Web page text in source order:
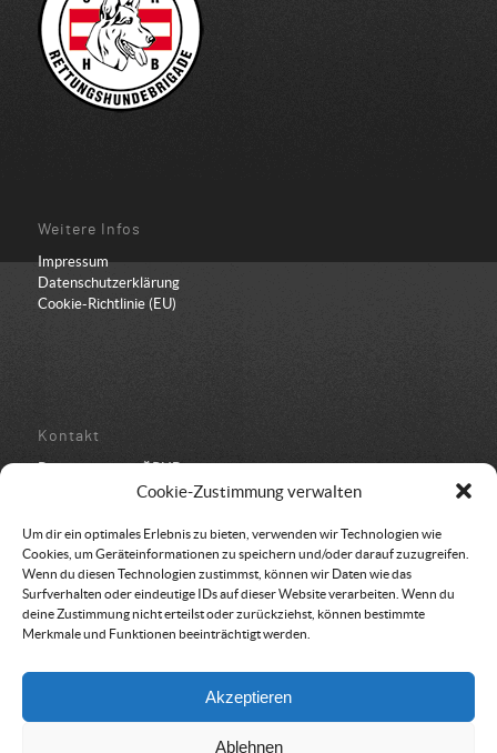
Cookie-Zustimmung verwalten
Um dir ein optimales Erlebnis zu bieten, verwenden wir Technologien wie
Cookies, um Geräteinformationen zu speichern und/oder darauf zuzugreifen.
Wenn du diesen Technologien zustimmst, können wir Daten wie das
Surfverhalten oder eindeutige IDs auf dieser Website verarbeiten. Wenn du
deine Zustimmung nicht erteilst oder zurückziehst, können bestimmte
Merkmale und Funktionen beeinträchtigt werden.
Akzeptieren
Ablehnen
Weitere Infos
Impressum
Datenschutzerklärung
Cookie-Richtlinie (EU)
Kontakt
Bundesbüro der ÖRHB
Schulstraße 443
05 94 500 152
office@oerhb.at